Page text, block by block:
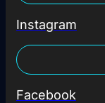
Instagram
Facebook